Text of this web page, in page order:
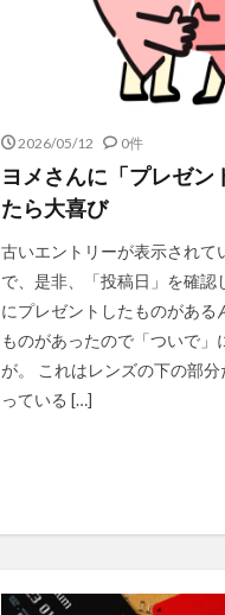
2026/05/12 0件
ヨメさんに「プレゼン
たら大喜び
古いエントリーが表示されて
で、是非、「投稿日」を確認
にプレゼントしたものがある
ものがあったので「ついで」
が。 これはレンズの下の部
っている […]